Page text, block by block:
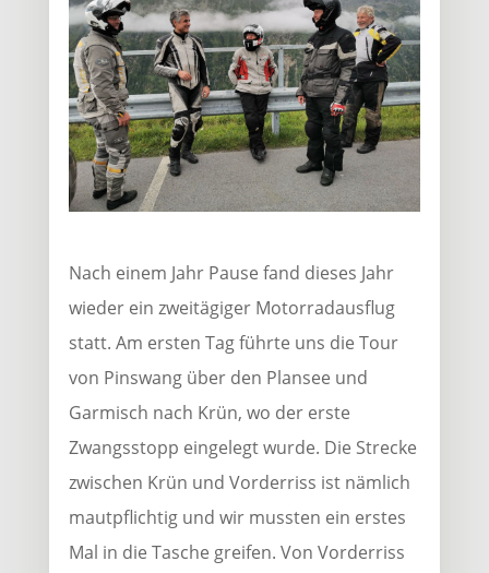
Nach einem Jahr Pause fand dieses Jahr
wieder ein zweitägiger Motorradausflug
statt. Am ersten Tag führte uns die Tour
von Pinswang über den Plansee und
Garmisch nach Krün, wo der erste
Zwangsstopp eingelegt wurde. Die Strecke
zwischen Krün und Vorderriss ist nämlich
mautpflichtig und wir mussten ein erstes
Mal in die Tasche greifen. Von Vorderriss